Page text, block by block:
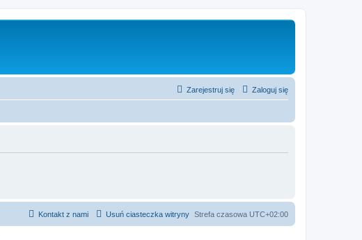
Zaloguj się
Zarejestruj się
Strefa czasowa UTC+02:00
Usuń ciasteczka witryny
Kontakt z nami